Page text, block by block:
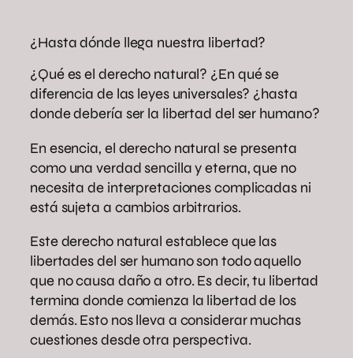
¿Hasta dónde llega nuestra libertad?
¿Qué es el derecho natural? ¿En qué se
diferencia de las leyes universales? ¿hasta
donde debería ser la libertad del ser humano?
En esencia, el derecho natural se presenta
como una verdad sencilla y eterna, que no
necesita de interpretaciones complicadas ni
está sujeta a cambios arbitrarios.
Este derecho natural establece que las
libertades del ser humano son todo aquello
que no causa daño a otro. Es decir, tu libertad
termina donde comienza la libertad de los
demás. Esto nos lleva a considerar muchas
cuestiones desde otra perspectiva.